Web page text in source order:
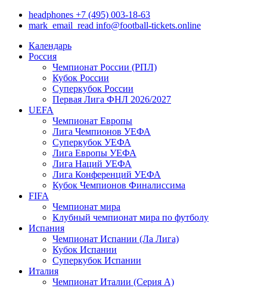
headphones +7 (495) 003-18-63
mark_email_read info@football-tickets.online
Календарь
Россия
Чемпионат России (РПЛ)
Кубок России
Суперкубок России
Первая Лига ФНЛ 2026/2027
UEFA
Чемпионат Европы
Лига Чемпионов УЕФА
Суперкубок УЕФА
Лига Европы УЕФА
Лига Наций УЕФА
Лига Конференций УЕФА
Кубок Чемпионов Финалиссима
FIFA
Чемпионат мира
Клубный чемпионат мира по футболу
Испания
Чемпионат Испании (Ла Лига)
Кубок Испании
Суперкубок Испании
Италия
Чемпионат Италии (Серия А)